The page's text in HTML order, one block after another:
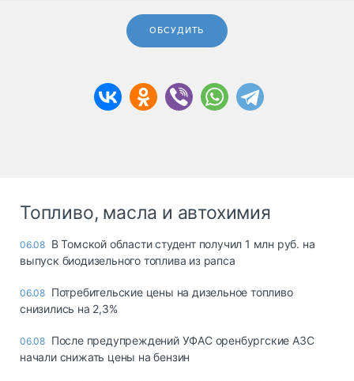
ОБСУДИТЬ
Топливо, масла и автохимия
06.08 В Томской области студент получил 1 млн руб. на
выпуск биодизельного топлива из рапса
06.08 Потребительские цены на дизельное топливо
снизились на 2,3%
06.08 После предупреждений УФАС оренбургские АЗС
начали снижать цены на бензин